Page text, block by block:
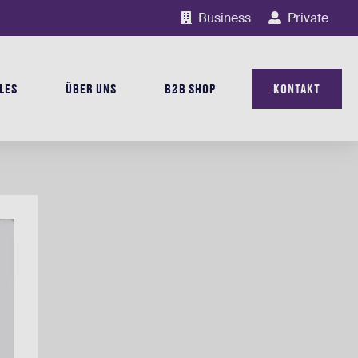
Business Private
ÜBER UNS B2B SHOP KONTAKT